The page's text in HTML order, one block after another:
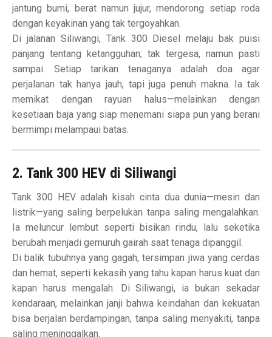
jantung bumi, berat namun jujur, mendorong setiap roda
dengan keyakinan yang tak tergoyahkan.
Di jalanan Siliwangi, Tank 300 Diesel melaju bak puisi
panjang tentang ketangguhan; tak tergesa, namun pasti
sampai. Setiap tarikan tenaganya adalah doa agar
perjalanan tak hanya jauh, tapi juga penuh makna. Ia tak
memikat dengan rayuan halus—melainkan dengan
kesetiaan baja yang siap menemani siapa pun yang berani
bermimpi melampaui batas.
2. Tank 300 HEV di Siliwangi
Tank 300 HEV adalah kisah cinta dua dunia—mesin dan
listrik—yang saling berpelukan tanpa saling mengalahkan.
Ia meluncur lembut seperti bisikan rindu, lalu seketika
berubah menjadi gemuruh gairah saat tenaga dipanggil.
Di balik tubuhnya yang gagah, tersimpan jiwa yang cerdas
dan hemat, seperti kekasih yang tahu kapan harus kuat dan
kapan harus mengalah. Di Siliwangi, ia bukan sekadar
kendaraan, melainkan janji bahwa keindahan dan kekuatan
bisa berjalan berdampingan, tanpa saling menyakiti, tanpa
saling meninggalkan.